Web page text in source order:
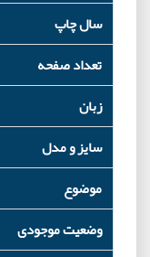
سال چاپ
تعداد صفحه
زبان
سایز و مدل
موضوع
وضعیت موجودی